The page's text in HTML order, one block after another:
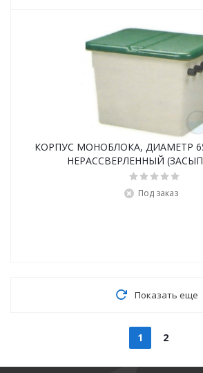
КОРПУС МОНОБЛОКА, ДИАМЕТР 650-750-800 ММ,
НЕРАССВЕРЛЕННЫЙ
Под заказ
Показать еще
1 2